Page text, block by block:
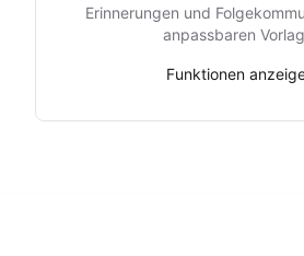
Erinnerungen und
anpassbaren
Funktionen